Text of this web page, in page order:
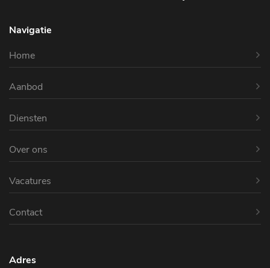
Navigatie
Home
Aanbod
Diensten
Over ons
Vacatures
Contact
Adres